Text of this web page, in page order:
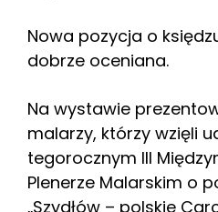
Nowa pozycja o
dobrze oceniana.
Na wystawie
malarzy, którzy wzięli
tegorocznym III
Plenerze Malarskim o
„Szydłów – polskie